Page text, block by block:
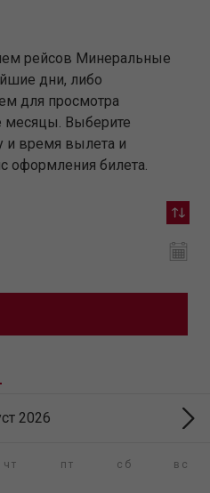
рейсов Минеральные
дни, либо
для просмотра
месяцы. Выберите
и время вылета и
оформления билета.
2026
чт пт сб вс